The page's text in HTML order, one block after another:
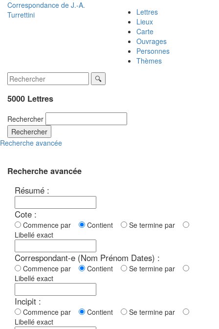
Correspondance de J.-A.
Turrettini
Lettres
Lieux
Carte
Ouvrages
Personnes
Thèmes
5000 Lettres
Rechercher
Rechercher
Recherche avancée
Recherche avancée
Résumé :
Cote :
Commence par Contient
Se termine par
Libellé exact
Correspondant-e (Nom Prénom Dates) :
Commence par Contient
Se termine par
Libellé exact
Incipit :
Commence par Contient
Se termine par
Libellé exact